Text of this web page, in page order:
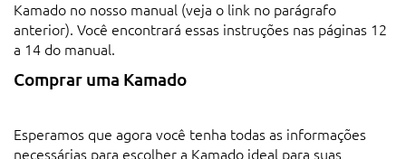
Kamado no nosso manual (veja o link no parágrafo
anterior). Você encontrará essas instruções nas páginas 12
a 14 do manual.
Comprar uma Kamado
Esperamos que agora você tenha todas as informações
necessárias para escolher a Kamado ideal para suas